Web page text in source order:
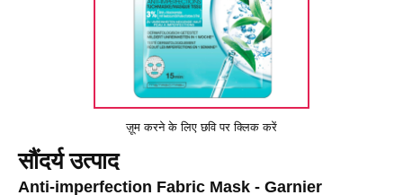
ज़ूम करने के लिए छवि पर क्लिक करें
सौंदर्य उत्पाद
Anti-imperfection Fabric Mask - Garnier